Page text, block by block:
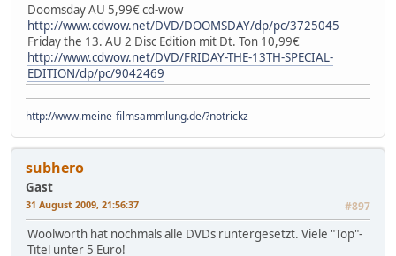
Doomsday AU 5,99€ cd-wow
http://www.cdwow.net/DVD/DOOMSDAY/dp/pc/3725045
Friday the 13. AU 2 Disc Edition mit Dt. Ton 10,99€
http://www.cdwow.net/DVD/FRIDAY-THE-13TH-SPECIAL-
EDITION/dp/pc/9042469
http://www.meine-filmsammlung.de/?notrickz
subhero
Gast
31 August 2009, 21:56:37 #897
Woolworth hat nochmals alle DVDs runtergesetzt. Viele "Top"-
Titel unter 5 Euro!